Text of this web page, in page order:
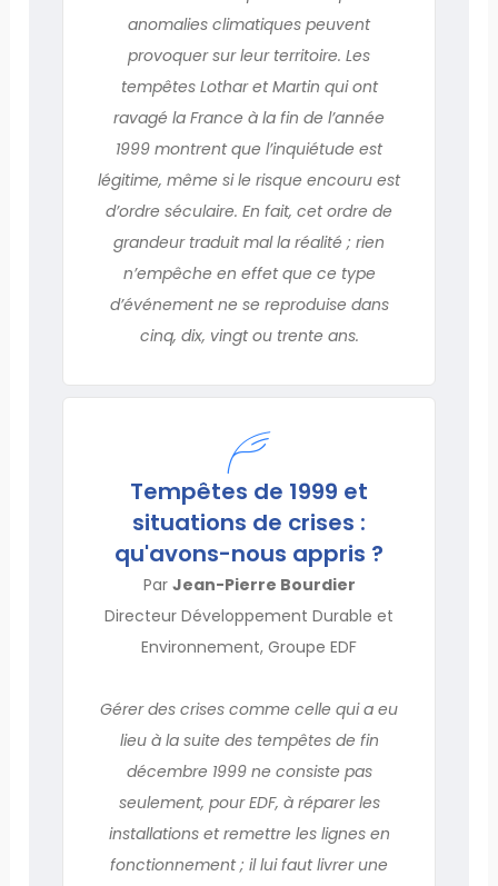
anomalies climatiques peuvent
provoquer sur leur territoire. Les
tempêtes Lothar et Martin qui ont
ravagé la France à la fin de l’année
1999 montrent que l’inquiétude est
légitime, même si le risque encouru est
d’ordre séculaire. En fait, cet ordre de
grandeur traduit mal la réalité ; rien
n’empêche en effet que ce type
d’événement ne se reproduise dans
cinq, dix, vingt ou trente ans.
Tempêtes de 1999 et
situations de crises :
qu'avons-nous appris ?
Par Jean-Pierre Bourdier
Directeur Développement Durable et
Environnement, Groupe EDF
Gérer des crises comme celle qui a eu
lieu à la suite des tempêtes de fin
décembre 1999 ne consiste pas
seulement, pour EDF, à réparer les
installations et remettre les lignes en
fonctionnement ; il lui faut livrer une